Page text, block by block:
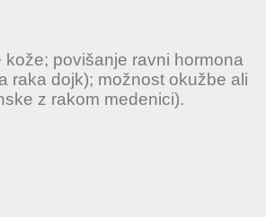
povišanje ravni hormona
raka dojk); možnost okužbe ali
z rakom medenici).